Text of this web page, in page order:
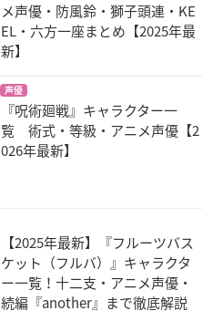
メ声優・防風鈴・獅子頭連・KE
EL・六方一座まとめ【2025年最
新】
声優
『呪術廻戦』キャラクター一
覧 術式・等級・アニメ声優【2
026年最新】
【2025年最新】『フルーツバス
ケット（フルバ）』キャラクタ
ー一覧！十二支・アニメ声優・
続編『another』まで徹底解説